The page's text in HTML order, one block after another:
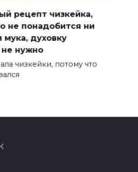
рецепт чизкейка,
не понадобится ни
мука, духовку
не нужно
чизкейки, потому что